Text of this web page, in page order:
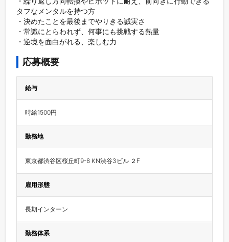
タフなメンタルを持つ方
・決めたことを最後までやりきる誠実さ
・常識にとらわれず、何事にも挑戦する熱量
・逆境を面白がれる、楽しむ力
応募概要
給与
時給1500円
勤務地
東京都渋谷区桜丘町9-8 KN渋谷3ビル ２F
雇用形態
長期インターン
勤務体系